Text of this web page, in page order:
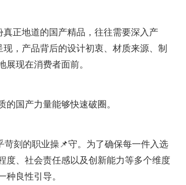
正地道的国产精品，往往需要深入产
，产品背后的设计初衷、材质来源、制
现在消费者面前。
国产力量能够快速破圈。
苛刻的职业操📌守。为了确保每一件入选
度、社会责任感以及创新能力等多个维度
良性引导。